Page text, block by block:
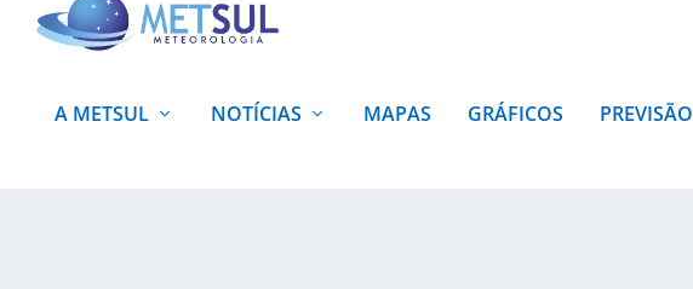
A METSUL NOTÍCIAS MAPAS GRÁFICOS PREVISÃO